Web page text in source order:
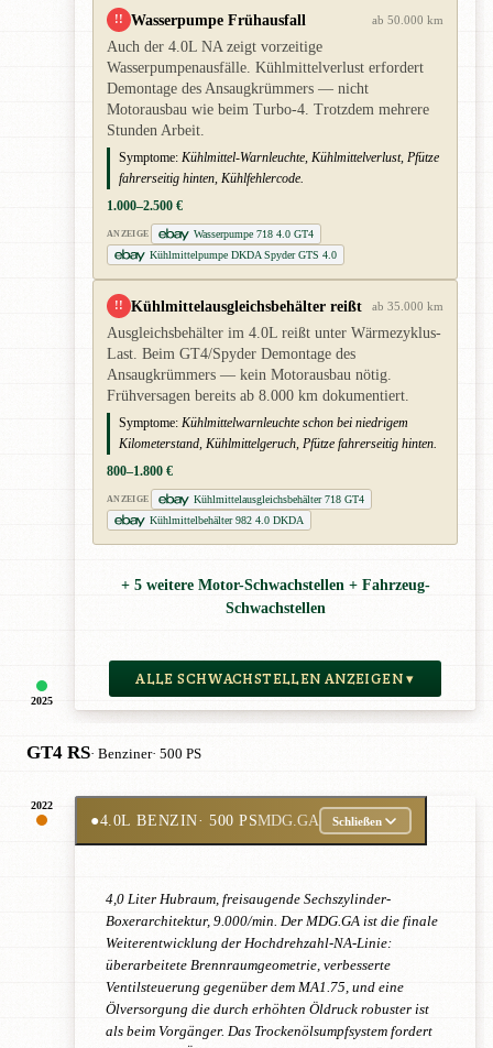
2025
!! Wasserpumpe Frühausfall ab 50.000 km
Auch der 4.0L NA zeigt vorzeitige
Wasserpumpenausfälle. Kühlmittelverlust erfordert
Demontage des Ansaugkrümmers — nicht
Motorausbau wie beim Turbo-4. Trotzdem mehrere
Stunden Arbeit.
Symptome: Kühlmittel-Warnleuchte, Kühlmittelverlust, Pfütze
fahrerseitig hinten, Kühlfehlercode.
1.000–2.500 €
ANZEIGE
Wasserpumpe 718 4.0 GT4
Kühlmittelpumpe DKDA Spyder GTS 4.0
!! Kühlmittelausgleichsbehälter reißt ab 35.000 km
Ausgleichsbehälter im 4.0L reißt unter Wärmezyklus-
Last. Beim GT4/Spyder Demontage des
Ansaugkrümmers — kein Motorausbau nötig.
Frühversagen bereits ab 8.000 km dokumentiert.
Symptome: Kühlmittelwarnleuchte schon bei niedrigem
Kilometerstand, Kühlmittelgeruch, Pfütze fahrerseitig hinten.
800–1.800 €
ANZEIGE
Kühlmittelausgleichsbehälter 718 GT4
Kühlmittelbehälter 982 4.0 DKDA
+ 5 weitere Motor-Schwachstellen + Fahrzeug-
Schwachstellen
ALLE SCHWACHSTELLEN ANZEIGEN ▾
GT4 RS· Benziner· 500 PS
2022
●4.0L BENZIN· 500 PSMDG.GA Schließen
4,0 Liter Hubraum, freisaugende Sechszylinder-
Boxerarchitektur, 9.000/min. Der MDG.GA ist die finale
Weiterentwicklung der Hochdrehzahl-NA-Linie:
überarbeitete Brennraumgeometrie, verbesserte
Ventilsteuerung gegenüber dem MA1.75, und eine
Ölversorgung die durch erhöhten Öldruck robuster ist
als beim Vorgänger. Das Trockenölsumpfsystem fordert